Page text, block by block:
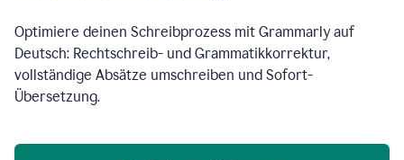
Optimiere deinen Schreibprozess mit Grammarly auf
Deutsch: Rechtschreib- und Grammatikkorrektur,
vollständige Absätze umschreiben und Sofort-
Übersetzung.